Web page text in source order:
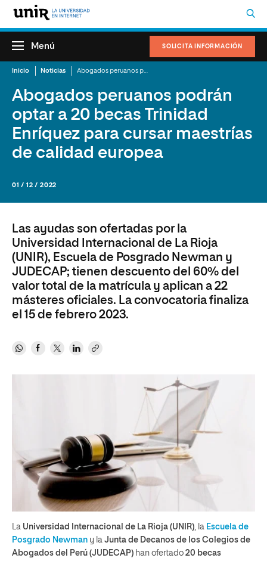
SOLICITA INFORMACIÓN
Menú
Inicio Noticias
Abogados peruanos podrán
optar a 20 becas Trinidad
Enríquez para cursar maestrías
de calidad europea
01 / 12 / 2022
Las ayudas son ofertadas por la
Universidad Internacional de La Rioja
(UNIR), Escuela de Posgrado Newman y
JUDECAP; tienen descuento del 60% del
valor total de la matrícula y aplican a 22
másteres oficiales. La convocatoria finaliza
el 15 de febrero 2023.
La Universidad Internacional de La Rioja (UNIR) , la Escuela de
Posgrado Newman y la Junta de Decanos de los Colegios de
Abogados del Perú (JUDECAP) han ofertado 20 becas